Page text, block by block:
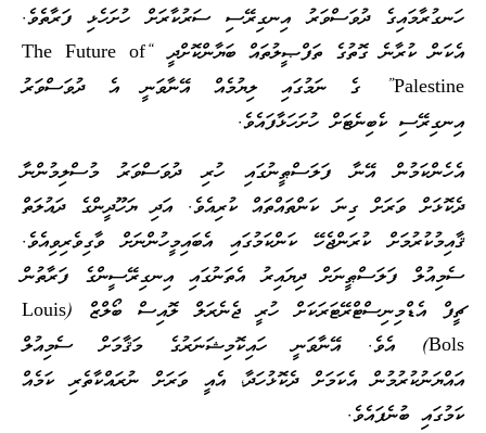
ހަނގުރާމައިގެ ދުވަސްވަރު އިނގިރޭސި ސަރުކާރަށް ހުށަހެޅި ފަރާތެވެ.
އެކަން ކުރާނެ ގޮތުގެ ތަފްޞީލުތައް ބަޔާންކޮށްދީ “The Future of
Palestine” ގެ ނަމުގައި ލިޔުމެއް އޭނާވަނީ އެ ދުވަސްވަރު
އިނގިރޭސި ކެބިނެޓަށް ހުށަހަޅާފައެވެ.
އެހެންކަމުން އޭނާ ފަލަސްޠީނުގައި ހުރި ދުވަސްވަރު މުސްލިމުންނާ
ދެކޮޅަށް ވަރަށް ގިނަ ކަންތައްތައް ކުރިއެވެ. އަދި ޔަހޫދީންގެ ދައުލަތް
ޤާއިމުކުރުމަށް ކުރަންޖެހޭ ކަންކަމުގައި އެބައިމީހުންނަށް ވާގިވެރިވިއެވެ.
ސެމިއުލް ފަލަސްޠީނަށް ދިޔައިރު އެތަނުގައި އިނގިރޭސީންގެ ފަރާތުން
ޗީފް އެޑްމިނިސްޓްރޭޓަރަކަށް ހުރީ ޖެނެރަލް ލޮއިސް ބޯލްޒް (Louis
Bols) އެވެ. އޭނާވަނީ ހައިކޮމިޝަނަރުގެ މަޤާމަށް ސެމިއުލް
އައްޔަނުކުރުމުން އެކަމަށް ދެކޮޅުހަދާ، އެއީ ވަރަށް ނުރައްކާތެރި ކަމެއް
ކަމުގައި ބުނެފައެވެ.